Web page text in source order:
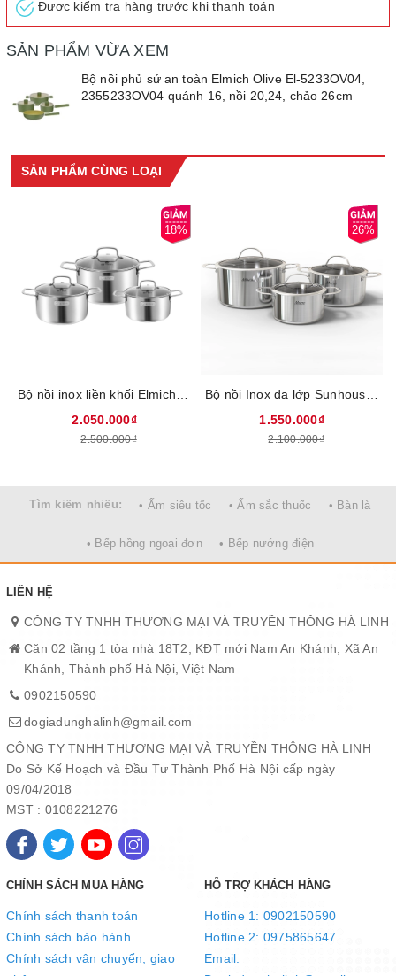
Kết tinh hoàn hảo giữa công nghệ và văn hóa
Elmich Olive sở hữu thiết kế độc đáo đậm chất Châu Âu, lấy cảm
hứng từ từ vẻ đẹp tự nhiên và những giá trị vượt thời gian của
gian bếp một làn gió tươi mới tràn đầy sức sống, góp phần gia
tăng hương vị cho mọi khoảnh khắc hạnh phúc. Với sự kết hợp
giữa công nghệ hiện đại và tinh hoa ẩm thực Địa Trung Hải, mỗi
bữa ăn của gia đình bạn
Bộ sưu tập Elmich Olive sử dụng lớp chống dính Ceramic
Được kiểm tra hàng trước khi thanh toán
SẢN PHẨM VỪA XEM
Bộ nồi phủ sứ an toàn Elmich Olive El-5233OV04,
2355233OV04 quánh 16, nồi 20,24, chảo 26cm
SẢN PHẨM CÙNG LOẠI
18%
2.050.000₫
2.500.000₫
26%
1.550.000₫
2.100.000₫
Tìm kiếm nhiều: • Ấm siêu tốc • Ấm sắc thuốc • Bàn là
• Bếp hồng ngoại đơn • Bếp nướng điện
LIÊN HỆ
CÔNG TY TNHH THƯƠNG MẠI VÀ TRUYỀN THÔNG HÀ LINH
Căn 02 tầng 1 tòa nhà 18T2, KĐT mới Nam An Khánh, Xã An
Khánh, Thành phố Hà Nội, Việt Nam
0902150590
dogiadunghalinh@gmail.com
CÔNG TY TNHH THƯƠNG MẠI VÀ TRUYỀN THÔNG HÀ LINH
Do Sở Kế Hoạch và Đầu Tư Thành Phố Hà Nội cấp ngày
09/04/2018
MST : 0108221276
CHÍNH SÁCH MUA HÀNG
Chính sách thanh toán
Chính sách bảo hành
Chính sách vận chuyển, giao
HỖ TRỢ KHÁCH HÀNG
Hotline 1: 0902150590
Hotline 2: 0975865647
Email: